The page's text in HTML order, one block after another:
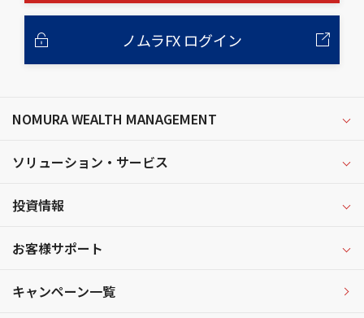
ノムラFX ログイン
NOMURA WEALTH MANAGEMENT
ソリューション・サービス
投資情報
お客様サポート
キャンペーン一覧